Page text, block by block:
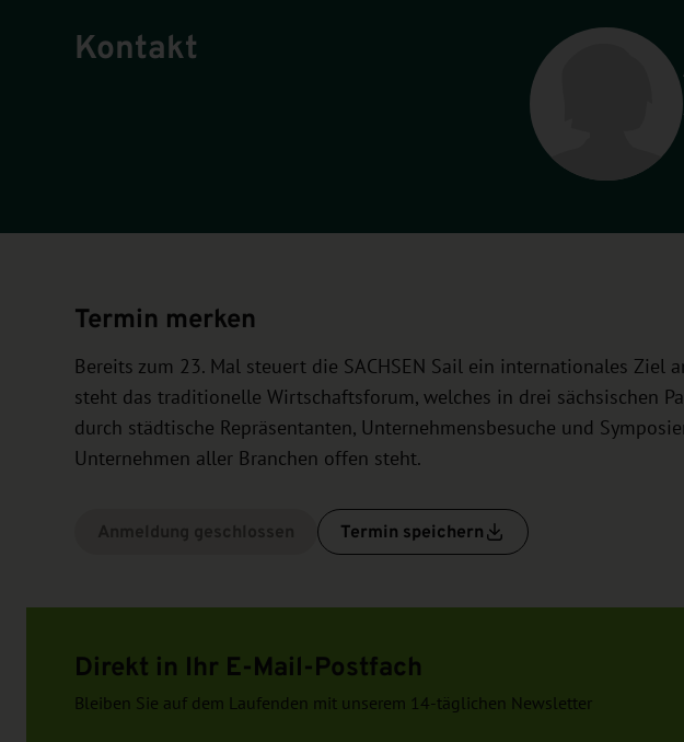
Kontakt
Termin merken
Bereits zum 23. Mal steuert die SACHSEN Sail ein internationales Ziel
steht das traditionelle Wirtschaftsforum, welches in drei sächsischen
durch städtische Repräsentanten, Unternehmensbesuche und
Unternehmen aller Branchen offen steht.
Termin speichern
Direkt in Ihr E-Mail-Postfach
Bleiben Sie auf dem Laufenden mit unserem 14-täglichen Newsletter